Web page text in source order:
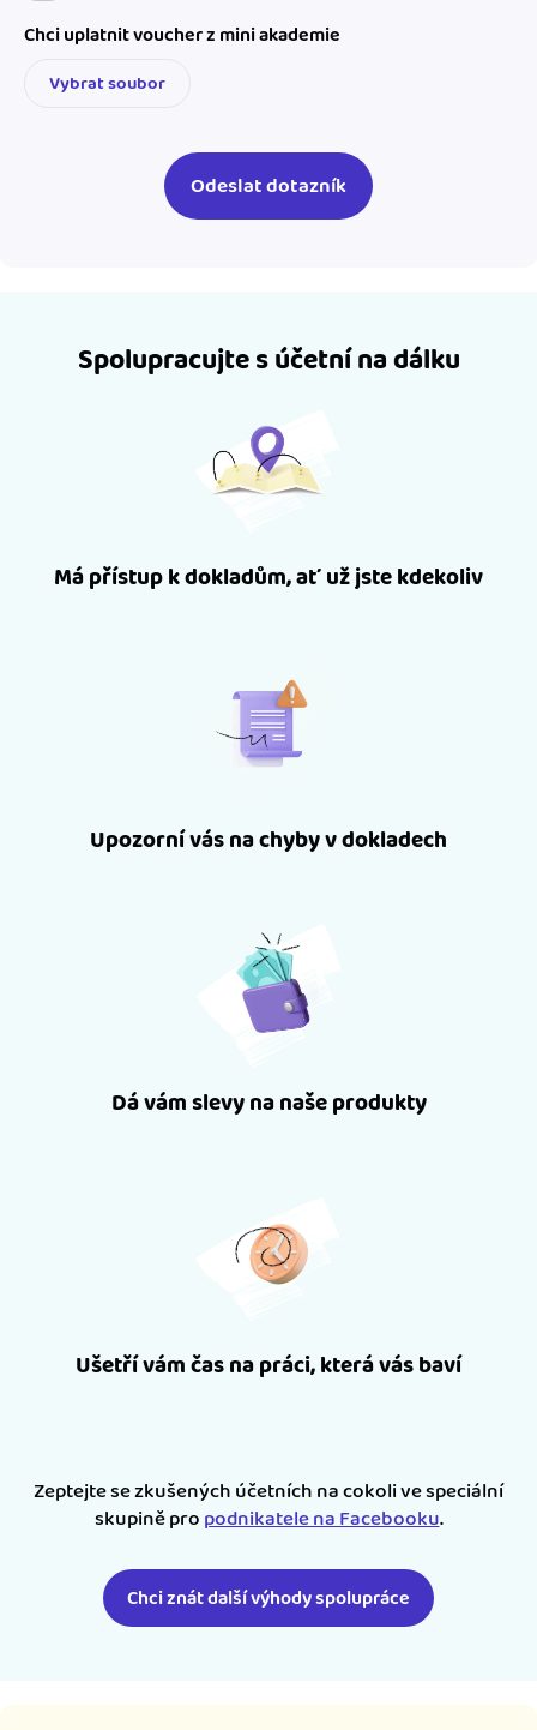
Chci uplatnit voucher z mini akademie
Vybrat soubor
Spolupracujte s účetní na dálku
Má přístup k dokladům, ať už jste kdekoliv
Upozorní vás na chyby v dokladech
Dá vám slevy na naše produkty
Ušetří vám čas na práci, která vás baví
Zeptejte se zkušených účetních na cokoli ve speciální
skupině propodnikatele na Facebooku.
Chci znát další výhody spolupráce